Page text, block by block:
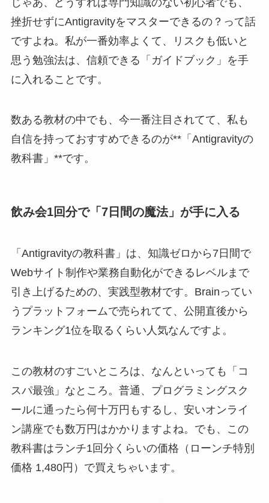
挫折せずにAntigravityをマスターできるの？って話
ですよね。私が一番効率よくて、リスクも低いと
思う勉強法は、信頼できる「ガイドブック」を手
に入れることです。
数ある教材の中でも、今一番注目されてて、私も
自信を持っておすすめできるのが**「Antigravityの
教科書」**です。
飲み会1回分で「7日間の魔法」が手に入る
「Antigravityの教科書」は、知識ゼロから7日間で
Webサイト制作や業務自動化ができるレベルまで
引き上げるための、実践型教材です。Brainってい
うプラットフォームで売られてて、公開直後から
ランキング1位を取るくらい人気なんですよ。
この教材のすごいところは、なんといっても「コ
スパ最強」なところ。普通、プログラミングスク
ールに通ったら何十万円もするし、安いオンライ
ン講座でも数万円はかかりますよね。でも、この
教科書はランチ1回分くらいの価格（ローンチ特別
価格 1,480円）で買えちゃいます。